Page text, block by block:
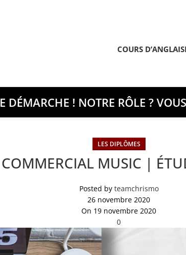
COURS D’ANGLAIS
DÉMARCHE ! NOTRE RÔLE ?
LES DIPLÔMES
MUSIC |
Posted by teamchrismo
26 novembre 2020
On 19 novembre 2020
0